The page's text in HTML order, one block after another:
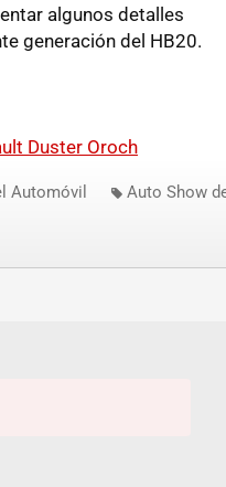
algunos detalles
generación del HB20.
Duster Oroch
Automóvil Auto Show